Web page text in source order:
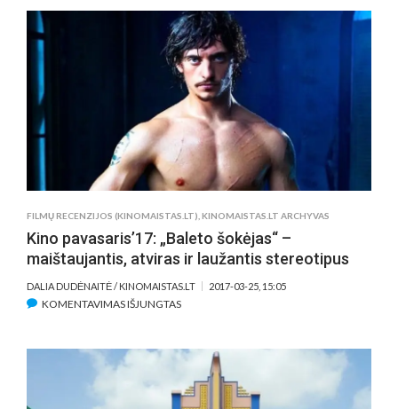
„AMERIKIETIŠKA
PASTORALĖ“
–
JUVELYRIŠKAS
E.
MCGREGORO
REŽISŪRINIS
DEBIUTAS
FILMŲ RECENZIJOS (KINOMAISTAS.LT),KINOMAISTAS.LT ARCHYVAS
Kino pavasaris’17: „Baleto šokėjas“ –
maištaujantis, atviras ir laužantis stereotipus
DALIA DUDĖNAITĖ / KINOMAISTAS.LT 2017-03-25, 15:05
KOMENTAVIMAS IŠJUNGTASĮRAŠE
„BALETO
ŠOKĖJAS“
–